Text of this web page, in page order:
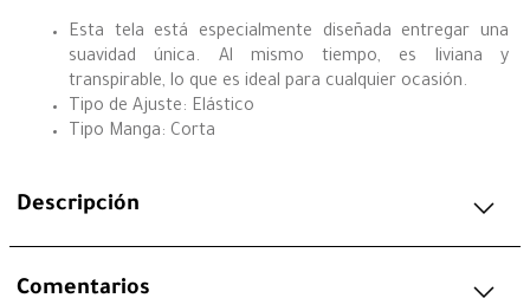
Esta tela está especialmente diseñada entregar una
suavidad única. Al mismo tiempo, es liviana y
transpirable, lo que es ideal para cualquier ocasión.
Tipo de Ajuste: Elástico
Tipo Manga: Corta
Descripción
Comentarios